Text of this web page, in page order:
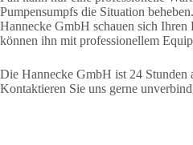
Pumpensumpfs die Situation
Hannecke GmbH schauen sich Ihren
können ihn mit professionellem
Die Hannecke GmbH ist 24 Stunden
Kontaktieren Sie uns gerne